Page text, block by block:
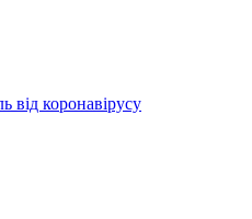
від коронавірусу